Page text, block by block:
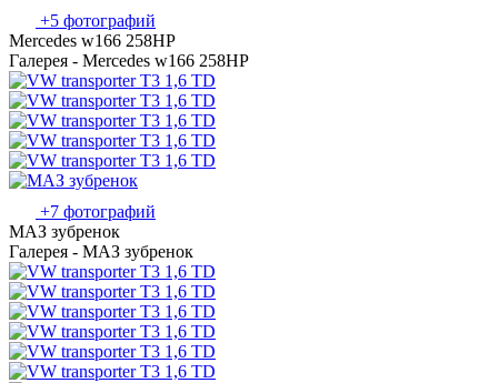
+5 фотографий
Mercedes w166 258HP
Галерея - Mercedes w166 258HP
+7 фотографий
МАЗ зубренок
Галерея - МАЗ зубренок